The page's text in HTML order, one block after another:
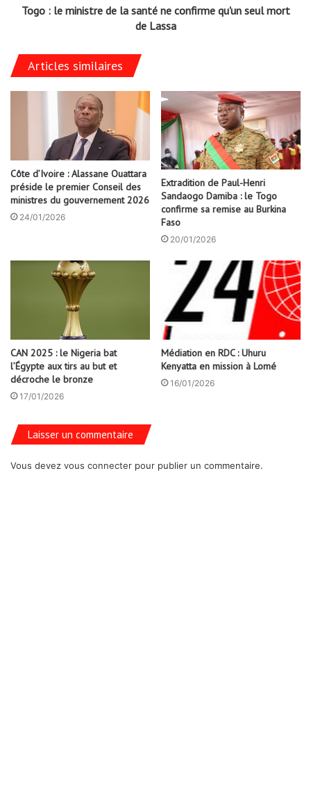
Togo : le ministre de la santé ne confirme qu'un seul mort
de Lassa
Articles similaires
Côte d’Ivoire : Alassane Ouattara
préside le premier Conseil des
ministres du gouvernement 2026
24/01/2026
Extradition de Paul-Henri
Sandaogo Damiba : le Togo
confirme sa remise au Burkina
Faso
20/01/2026
CAN 2025 : le Nigeria bat
l’Égypte aux tirs au but et
décroche le bronze
17/01/2026
Médiation en RDC : Uhuru
Kenyatta en mission à Lomé
16/01/2026
Laisser un commentaire
Vous devez vous connecter pour publier un commentaire.